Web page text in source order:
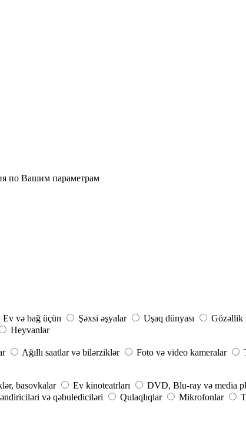
по Вашим параметрам
Ev və bağ üçün Şəxsi əşyalar Uşaq dünyası Gözəllik
Heyvanlar
Ağıllı saatlar və bilərziklər Foto və video kameralar
basovkalar Ev kinoteatrları DVD, Blu-ray və media
və qəbulediciləri Qulaqlıqlar Mikrofonlar